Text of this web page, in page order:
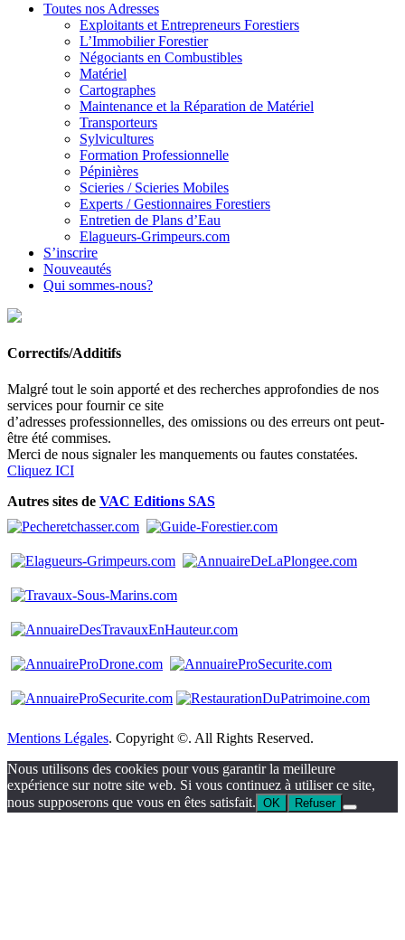
Toutes nos Adresses
Exploitants et Entrepreneurs Forestiers
L’Immobilier Forestier
Négociants en Combustibles
Matériel
Cartographes
Maintenance et la Réparation de Matériel
Transporteurs
Sylvicultures
Formation Professionnelle
Pépinières
Scieries / Scieries Mobiles
Experts / Gestionnaires Forestiers
Entretien de Plans d’Eau
Elagueurs-Grimpeurs.com
S’inscrire
Nouveautés
Qui sommes-nous?
Correctifs/Additifs
Malgré tout le soin apporté et des recherches approfondies de nos
services pour fournir ce site
d’adresses professionnelles, des omissions ou des erreurs ont peut-
être été commises.
Merci de nous signaler les manquements ou fautes constatées.
Cliquez ICI
Autres sites de VAC Editions SAS
Mentions Légales. Copyright ©. All Rights Reserved.
Nous utilisons des cookies pour vous garantir la meilleure
expérience sur notre site web. Si vous continuez à utiliser ce site,
nous supposerons que vous en êtes satisfait. OK Refuser